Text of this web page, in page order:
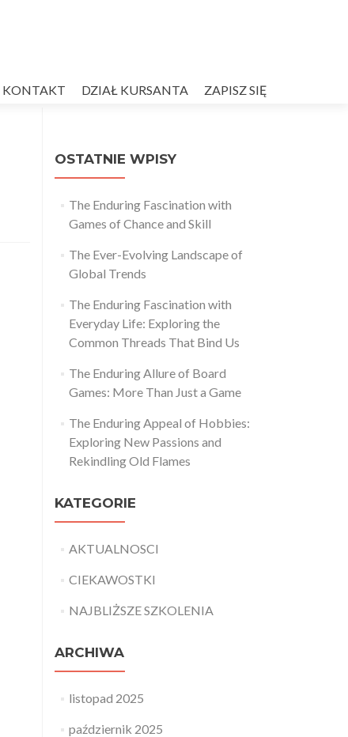
KONTAKT DZIAŁ KURSANTA ZAPISZ SIĘ
OSTATNIE WPISY
The Enduring Fascination with
Games of Chance and Skill
The Ever-Evolving Landscape of
Global Trends
The Enduring Fascination with
Everyday Life: Exploring the
Common Threads That Bind Us
The Enduring Allure of Board
Games: More Than Just a Game
The Enduring Appeal of Hobbies:
Exploring New Passions and
Rekindling Old Flames
KATEGORIE
AKTUALNOSCI
CIEKAWOSTKI
NAJBLIŻSZE SZKOLENIA
ARCHIWA
listopad 2025
październik 2025